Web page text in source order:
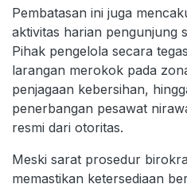
Pembatasan ini juga
aktivitas harian pengunjung
Pihak pengelola secara
larangan merokok pada
penjagaan kebersihan,
penerbangan pesawat
resmi dari otoritas.
Meski sarat prosedur
memastikan ketersediaan